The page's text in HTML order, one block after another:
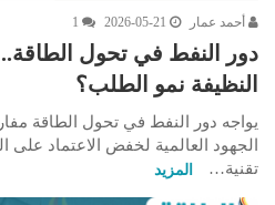
أحمد عمار 2026-05-21
1
دور النفط في تحول الطاقة..
النظيفة نمو الطلب؟
يواجه دور النفط في تحول الطاقة
الجهود العالمية لخفض الاعتماد على
تقنية…
المزيد